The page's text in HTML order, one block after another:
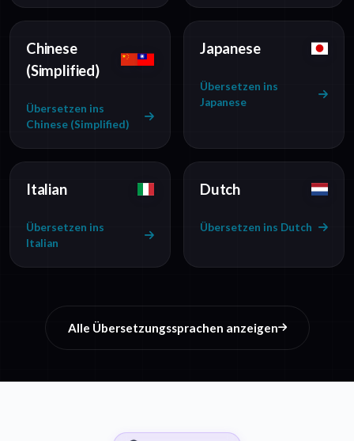
Chinese
(Simplified)
Übersetzen ins
Chinese (Simplified)
Japanese
Übersetzen ins
Japanese
Italian
Übersetzen ins
Italian
Dutch
Übersetzen ins Dutch
Alle Übersetzungssprachen anzeigen